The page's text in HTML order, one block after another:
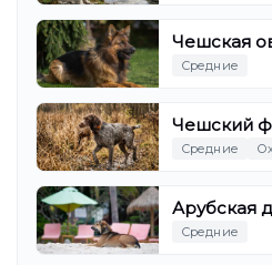
Чешская
Средние
Чешский
Средние
Арубская
Средние